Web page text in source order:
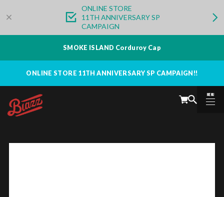
ONLINE STORE
11TH ANNIVERSARY SP
CAMPAIGN
SMOKE ISLAND Corduroy Cap
ONLINE STORE 11TH ANNIVERSARY SP CAMPAIGN!!
MENU
CLOSE